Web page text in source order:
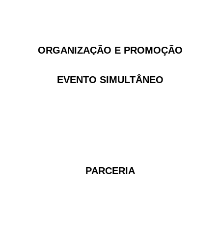
ORGANIZAÇÃO E PROMOÇÃO
EVENTO SIMULTÂNEO
PARCERIA